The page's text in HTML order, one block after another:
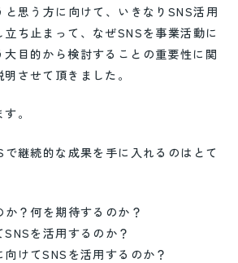
思う方に向けて、いきなりSNS活用
ち止まって、なぜSNSを事業活動に
目的から検討することの重要性に関
させて頂きました。
。
で継続的な成果を手に入れるのはとて
？何を期待するのか？
を活用するのか？
けてSNSを活用するのか？